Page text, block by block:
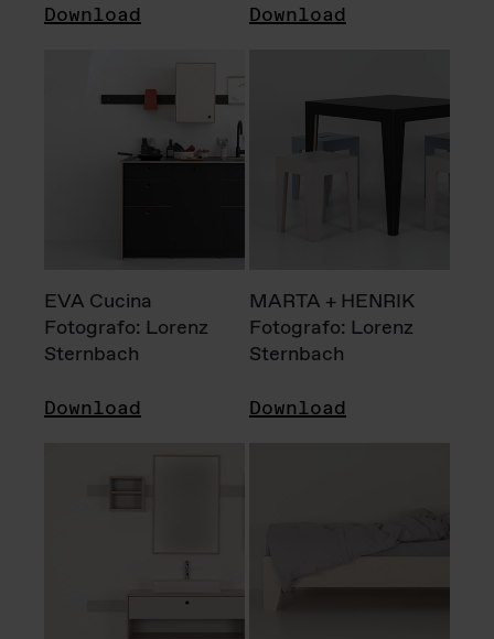
Download Download
EVA Cucina
Fotografo: Lorenz
Sternbach
Download
MARTA + HENRIK
Fotografo: Lorenz
Sternbach
Download